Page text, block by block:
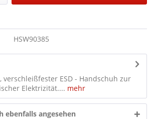
HSW90385
verschleißfester ESD - Handschuh zur
Elektrizität.... mehr
ebenfalls angesehen